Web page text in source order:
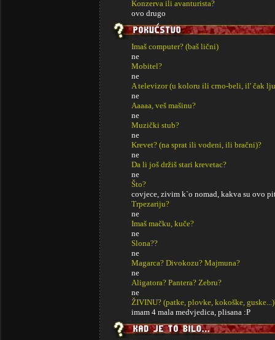
Konzerva ili avanturista?
ovo drugo
Imaš computer? (baš lični)
ne
Mobitel?
ne
A televizor (u koloru ili crno-beli, il' čak
ne
Aaaaa, veš mašinu?
ne
Muzički stub?
ne
Krevet? (na sprat ili vodeni, ili bračni)?
ne
Da li još držiš stari krevetac?
ne
Što?
covjece, zivim k`o nomad, kakva su ovo
Trpezariju?
ne
Imaš mačku, kuče?
ne
Slona??
ne
Magarca? Divokozu? Majmuna?
ne
Aligatora? Pantera? Zebru?
ne
ŽIVINU? (patke, plovke, kokoške,
imam 4 mala medvjedica, plisana :P